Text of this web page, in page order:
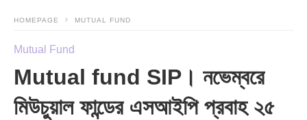
HOMEPAGE MUTUAL FUND
Mutual Fund
Mutual fund SIP। নভেম্বরে
মিউচুয়াল ফান্ডের এসআইপি প্রবাহ ২৫